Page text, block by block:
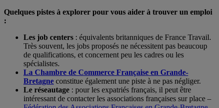
Quelques pistes à explorer pour vous aider à trouver un emploi
:
Les job centers : équivalents britanniques de France Travail.
Très souvent, les jobs proposés ne nécessitent pas beaucoup
de qualifications, et concernent peu les cadres ou les
spécialistes.
La Chambre de Commerce Française en Grande-
Bretagne constitue également une piste à ne pas négliger.
Le réseautage : pour les expatriés français, il peut être
intéressant de contacter les associations françaises sur place –